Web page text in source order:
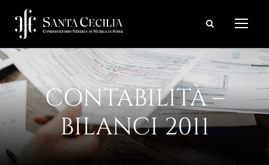
CONTABILITÀ –
BILANCI 2011